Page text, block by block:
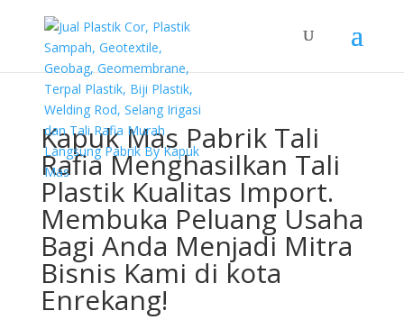
Kapuk Mas Pabrik Tali
Rafia Menghasilkan Tali
Plastik Kualitas Import.
Membuka Peluang Usaha
Bagi Anda Menjadi Mitra
Bisnis Kami di kota
Enrekang!